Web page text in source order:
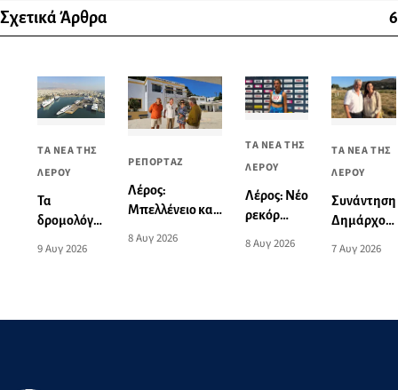
Σχετικά Άρθρα 6
ΤΑ ΝΕΑ ΤΗΣ
ΛΕΡΟΥ
Τα
δρομολόγια
και προς
16
9 Αυγ 2026
ΡΕΠΟΡΤΑΖ
Λέρος:
Μπελλένειο και
αλλάζουν όψη
8 Αυγ 2026
ΤΑ ΝΕΑ ΤΗΣ
ΛΕΡΟΥ
Λέρος: Νέο
ρεκόρ
Αιγαίου
8 Αυγ 2026
ΤΑ ΝΕΑ ΤΗΣ
ΛΕΡΟΥ
Συνάντηση
Δημάρχου
7 Αυγ 2026